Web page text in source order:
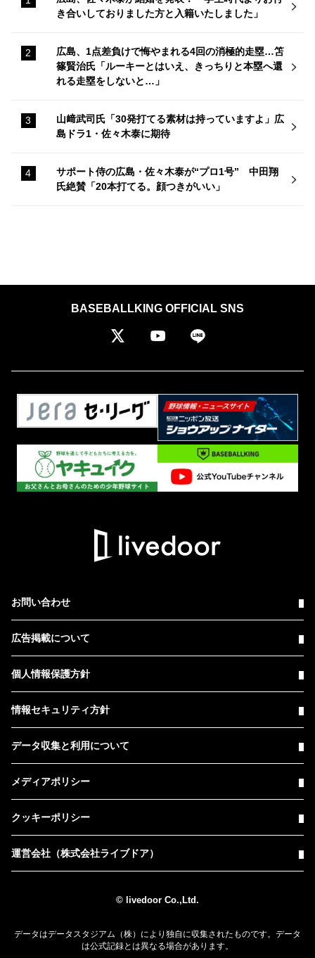
き合いしておりました方と入籍いたしました」
広島、1点差負けで悔やまれる4回の消極的走塁…笘
篠賢治氏「ルーキーとはいえ、きっちりと本塁へ還
れる走塁をしないと…」
山﨑武司氏「30発打てる素材は持っていますよ」広
島ドラ1・佐々木泰に期待
サポート侍の広島・佐々木泰が“プロ1号” 中田翔
氏絶賛「20本打てる。顔つきがいい」
BASEBALLKING OFFICIAL SNS
お問い合わせ
広告掲載について
個人情報保護方針
情報セキュリティ方針
データ収集と利用について
メディアポリシー
クッキーポリシー
運営会社（株式会社ライブドア）
© livedoor Co.,Ltd.
データはデータスタジアム（株）により独自に収集されたものです。データ
は公式記録とは異なる場合があります。